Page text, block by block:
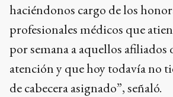
haciéndonos cargo de los
profesionales médicos que
por semana a aquellos
atención y que hoy todavía no
de cabecera asignado”, señaló.